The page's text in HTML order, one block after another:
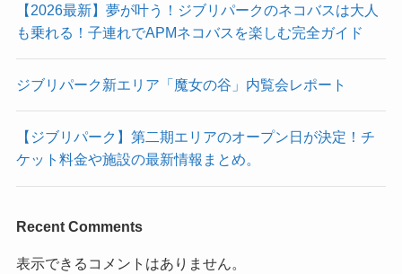
【2026最新】夢が叶う！ジブリパークのネコバスは大人
も乗れる！子連れでAPMネコバスを楽しむ完全ガイド
ジブリパーク新エリア「魔女の谷」内覧会レポート
【ジブリパーク】第二期エリアのオープン日が決定！チ
ケット料金や施設の最新情報まとめ。
Recent Comments
表示できるコメントはありません。